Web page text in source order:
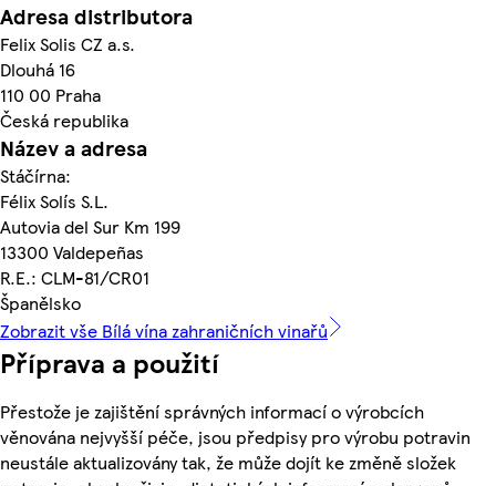
Adresa distributora
Felix Solis CZ a.s.
Dlouhá 16
110 00 Praha
Česká republika
Název a adresa
Stáčírna:
Félix Solís S.L.
Autovia del Sur Km 199
13300 Valdepeñas
R.E.: CLM-81/CR01
Španělsko
Zobrazit vše Bílá vína zahraničních vinařů
Příprava a použití
Přestože je zajištění správných informací o výrobcích
věnována nejvyšší péče, jsou předpisy pro výrobu potravin
neustále aktualizovány tak, že může dojít ke změně složek